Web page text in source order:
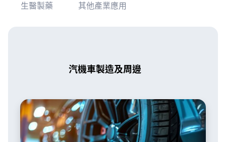
生醫製藥 其他產業應用
汽機車製造及周邊